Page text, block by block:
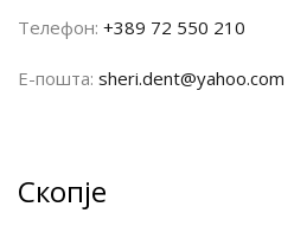
Телефон: +389 72 550 210
Е-пошта: sheri.dent@yahoo.com
Скопје